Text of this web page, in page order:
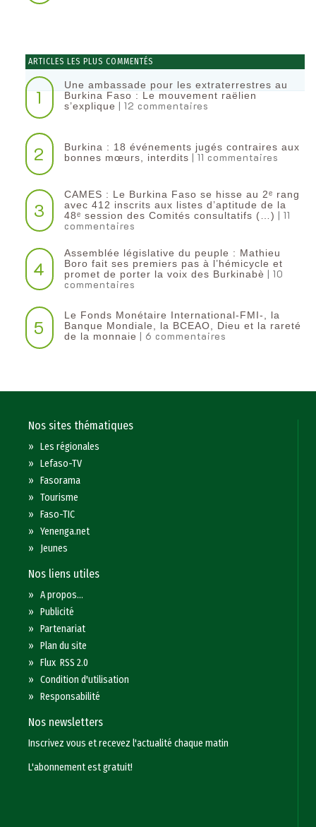
ARTICLES LES PLUS COMMENTÉS
1
Une ambassade pour les extraterrestres au
Burkina Faso : Le mouvement raëlien
s’explique | 12 commentaires
2
Burkina : 18 événements jugés contraires aux
bonnes mœurs, interdits | 11 commentaires
3
CAMES : Le Burkina Faso se hisse au 2ᵉ rang
avec 412 inscrits aux listes d’aptitude de la
48ᵉ session des Comités consultatifs (…) | 11
commentaires
4
Assemblée législative du peuple : Mathieu
Boro fait ses premiers pas à l’hémicycle et
promet de porter la voix des Burkinabè | 10
commentaires
5
Le Fonds Monétaire International-FMI-, la
Banque Mondiale, la BCEAO, Dieu et la rareté
de la monnaie | 6 commentaires
Nos sites thématiques
»Les régionales
»Lefaso-TV
»Fasorama
»Tourisme
»Faso-TIC
»Yenenga.net
» Jeunes
Nos liens utiles
»A propos...
»Publicité
»Partenariat
»Plan du site
»Flux RSS 2.0
»Condition d'utilisation
»Responsabilité
Nos newsletters
Inscrivez vous et recevez l'actualité chaque matin
L'abonnement est gratuit!